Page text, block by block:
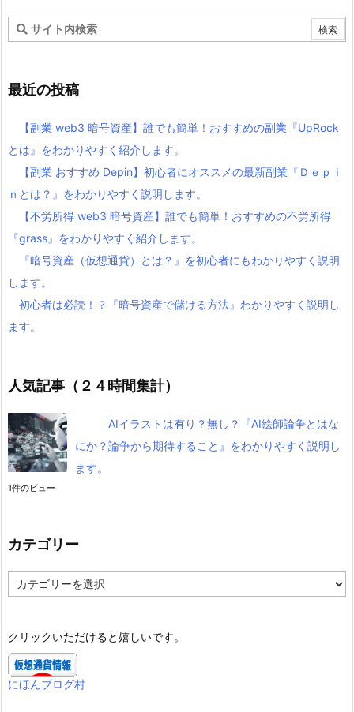
最近の投稿
【副業 web3 暗号資産】誰でも簡単！おすすめの副業『UpRock
とは』をわかりやすく紹介します。
【副業 おすすめ Depin】初心者にオススメの最新副業『Ｄｅｐｉ
ｎとは？』をわかりやすく説明します。
【不労所得 web3 暗号資産】誰でも簡単！おすすめの不労所得
『grass』をわかりやすく紹介します。
『暗号資産（仮想通貨）とは？』を初心者にもわかりやすく説明
します。
初心者は必読！？『暗号資産で儲ける方法』わかりやすく説明し
ます。
人気記事（２４時間集計）
AIイラストは有り？無し？『AI絵師論争とはな
にか？論争から期待すること』をわかりやすく説明し
ます。
1件のビュー
カテゴリー
テ
ー
クリックいただけると嬉しいです。
にほんブログ村